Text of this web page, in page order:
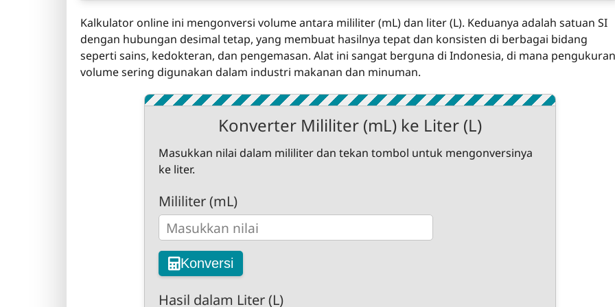
Kalkulator online ini mengonversi volume antara mililiter (mL) dan liter (L). Keduanya adalah satuan SI
dengan hubungan desimal tetap, yang membuat hasilnya tepat dan konsisten di berbagai bidang
seperti sains, kedokteran, dan pengemasan. Alat ini sangat berguna di Indonesia, di mana pengukuran
volume sering digunakan dalam industri makanan dan minuman.
Konverter Mililiter (mL) ke Liter (L)
Masukkan nilai dalam mililiter dan tekan tombol untuk mengonversinya
ke liter.
Mililiter (mL)
Konversi
Hasil dalam Liter (L)